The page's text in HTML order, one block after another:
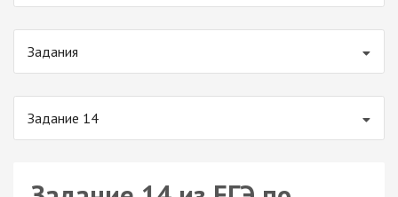
Задания
Задание 14